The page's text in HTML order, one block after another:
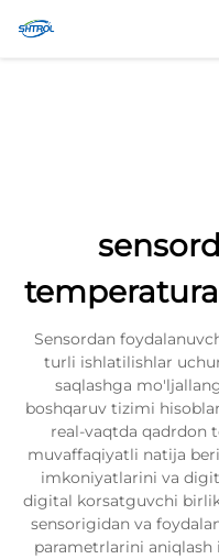
Sensordan
turli ishlatilishlar
saqlashga
boshqaruv tizimi
real-vaqtda qadrdon
muvaffaqiyatli natija
imkoniyatlarini va
digital korsatguvchi
sensorigidan va
parametrlarini